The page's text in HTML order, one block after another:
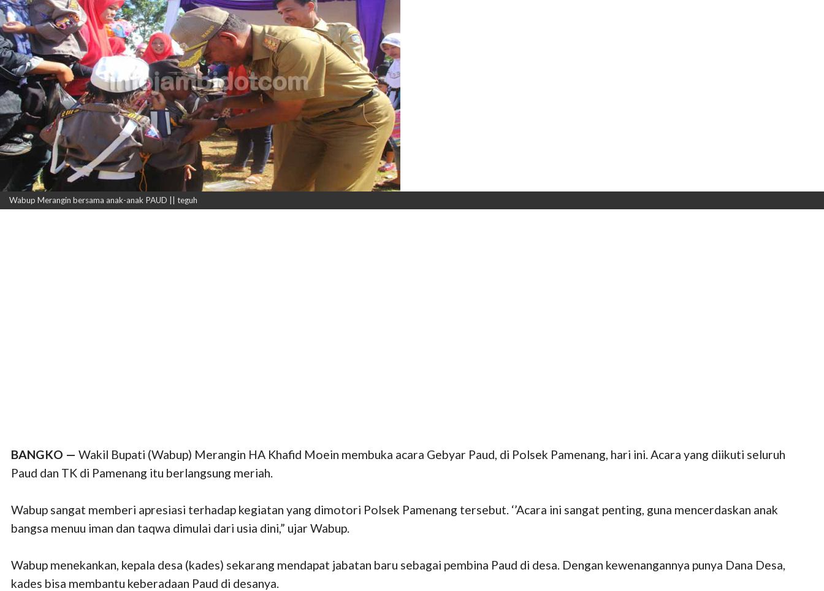
Wabup Merangin bersama anak-anak PAUD || teguh
BANGKO — Wakil Bupati (Wabup) Merangin HA Khafid Moein membuka acara Gebyar Paud, di Polsek Pamenang, hari ini. Acara yang diikuti seluruh
Paud dan TK di Pamenang itu berlangsung meriah.
Wabup sangat memberi apresiasi terhadap kegiatan yang dimotori Polsek Pamenang tersebut. ‘’Acara ini sangat penting, guna mencerdaskan anak
bangsa menuu iman dan taqwa dimulai dari usia dini,” ujar Wabup.
Wabup menekankan, kepala desa (kades) sekarang mendapat jabatan baru sebagai pembina Paud di desa. Dengan kewenangannya punya Dana Desa,
kades bisa membantu keberadaan Paud di desanya.